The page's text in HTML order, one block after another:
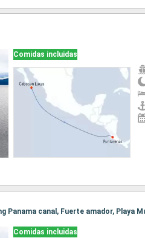
Comidas incluidas
Comidas incluidas